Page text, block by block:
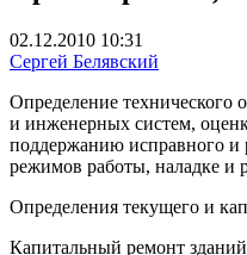
02.12.2010 10:31
Сергей Белявский
Определение
и инженерных систем,
поддержанию исправного и
режимов работы, наладке и
Определения текущего и
Капитальный ремонт